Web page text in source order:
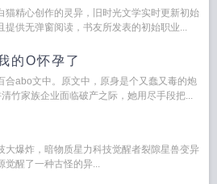
猫精心创作的灵异，旧时光文学实时更新初始
提供无弹窗阅读，书友所发表的初始职业...
的O怀孕了
合abo文中。原文中，原身是个又蠢又毒的炮
竹家族企业面临破产之际，她用尽手段把...
大爆炸，暗物质星力科技觉醒者裂隙星兽变异
觉醒了一种古怪的异...